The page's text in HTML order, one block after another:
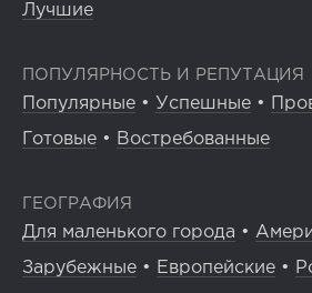
Лучшие
ПОПУЛЯРНОСТЬ И РЕПУТАЦИЯ
Популярные • Успешные •
Готовые • Востребованные
ГЕОГРАФИЯ
Для маленького города •
Зарубежные • Европейские •